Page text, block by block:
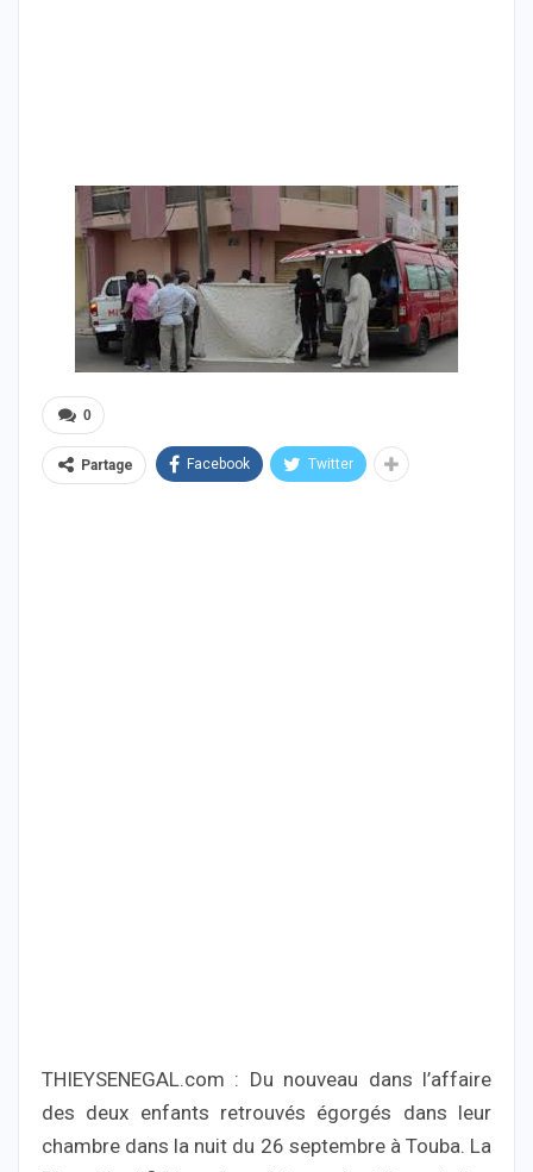
0
Partage Facebook Twitter
THIEYSENEGAL.com : Du nouveau dans l’affaire
des deux enfants retrouvés égorgés dans leur
chambre dans la nuit du 26 septembre à Touba. La